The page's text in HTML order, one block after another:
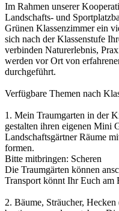
Im Rahmen unserer
Landschafts- und
Grünen Klassenzimmer ein
sich nach der Klassenstufe
verbinden Naturerlebnis,
werden vor Ort von
durchgeführt.
Verfügbare Themen nach
1. Mein Traumgarten in der
gestalten ihren eigenen Mini
Landschaftsgärtner Räume
formen.
Bitte mitbringen: Scheren
Die Traumgärten können
Transport könnt Ihr Euch am
2. Bäume, Sträucher,